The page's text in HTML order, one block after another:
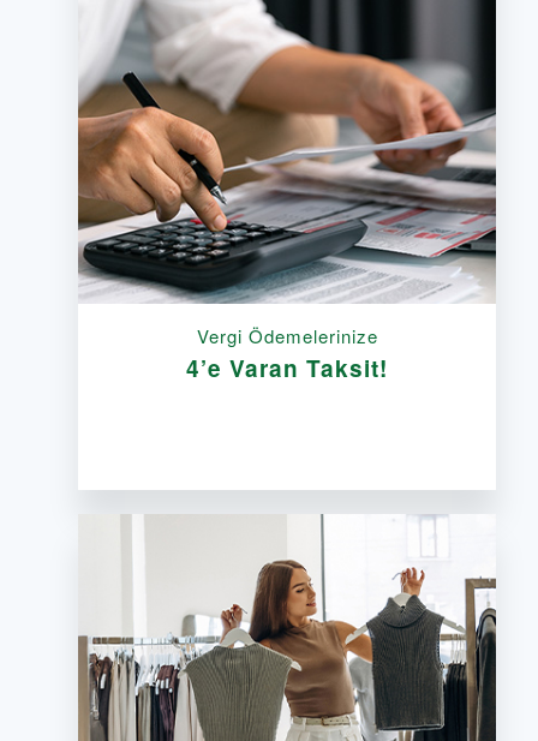
Vergi Ödemelerinize
4’e Varan Taksit!